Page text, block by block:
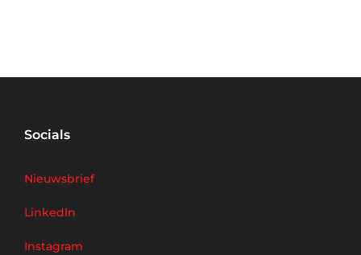
Socials
Nieuwsbrief
LinkedIn
Instagram